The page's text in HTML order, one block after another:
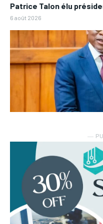
Patrice Talon élu
6 août 2026
―